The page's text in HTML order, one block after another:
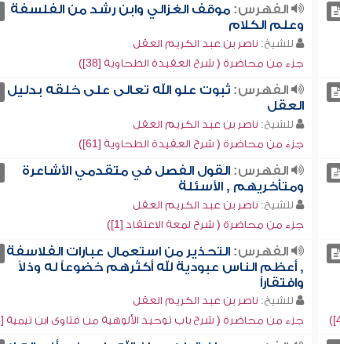
الفهرس: موقف الغزالي وابن رشد من الفلسفة
وعلم الكلام
للشيخ: ناصر بن عبد الكريم العقل
جزء من محاضرة ( شرح العقيدة الطحاوية [38])
الفهرس: ثبوت علو الله تعالى على خلقه بدليل
العقل
للشيخ: ناصر بن عبد الكريم العقل
جزء من محاضرة ( شرح العقيدة الطحاوية [61])
الفهرس: القول الفصل في متقدمي الأشاعرة
ومتأخريهم , الأسئلة
للشيخ: ناصر بن عبد الكريم العقل
جزء من محاضرة ( شرح لمعة الاعتقاد [1])
الفهرس: التحذير من استعمال عبارات الفلاسفة
, أعظم الناس عبودية لله أكثرهم خضوعاً له وذلاً
وافتقاراً
للشيخ: ناصر بن عبد الكريم العقل
جزء من محاضرة ( شرح باب توحيد الألوهية من فتاوى ابن تيمية [4])